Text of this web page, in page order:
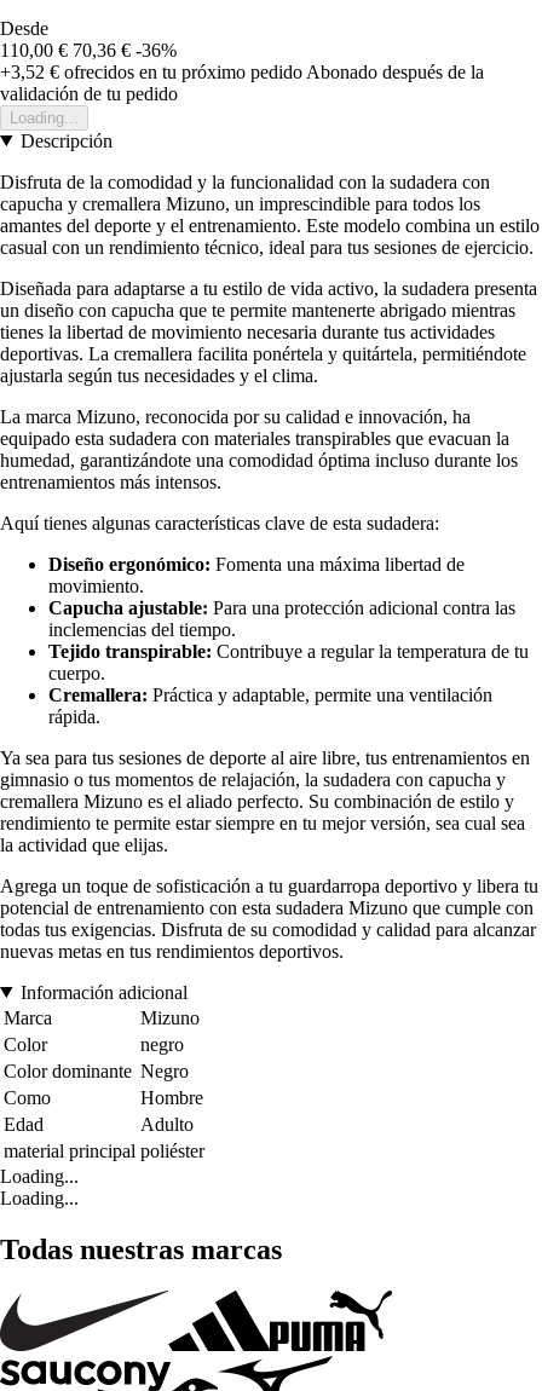
Desde
110,00 € 70,36 € -36%
+3,52 € ofrecidos en tu próximo pedido Abonado después de la
validación de tu pedido
Loading...
Descripción
Disfruta de la comodidad y la funcionalidad con la sudadera con
capucha y cremallera Mizuno, un imprescindible para todos los
amantes del deporte y el entrenamiento. Este modelo combina un estilo
casual con un rendimiento técnico, ideal para tus sesiones de ejercicio.
Diseñada para adaptarse a tu estilo de vida activo, la sudadera presenta
un diseño con capucha que te permite mantenerte abrigado mientras
tienes la libertad de movimiento necesaria durante tus actividades
deportivas. La cremallera facilita ponértela y quitártela, permitiéndote
ajustarla según tus necesidades y el clima.
La marca Mizuno, reconocida por su calidad e innovación, ha
equipado esta sudadera con materiales transpirables que evacuan la
humedad, garantizándote una comodidad óptima incluso durante los
entrenamientos más intensos.
Aquí tienes algunas características clave de esta sudadera:
Diseño ergonómico: Fomenta una máxima libertad de
movimiento.
Capucha ajustable: Para una protección adicional contra las
inclemencias del tiempo.
Tejido transpirable: Contribuye a regular la temperatura de tu
cuerpo.
Cremallera: Práctica y adaptable, permite una ventilación
rápida.
Ya sea para tus sesiones de deporte al aire libre, tus entrenamientos en
gimnasio o tus momentos de relajación, la sudadera con capucha y
cremallera Mizuno es el aliado perfecto. Su combinación de estilo y
rendimiento te permite estar siempre en tu mejor versión, sea cual sea
la actividad que elijas.
Agrega un toque de sofisticación a tu guardarropa deportivo y libera tu
potencial de entrenamiento con esta sudadera Mizuno que cumple con
todas tus exigencias. Disfruta de su comodidad y calidad para alcanzar
nuevas metas en tus rendimientos deportivos.
Información adicional
Marca
Mizuno
Color
negro
Color dominante Negro
Como
Hombre
Edad
Adulto
material principal poliéster
Loading...
Loading...
Todas nuestras marcas